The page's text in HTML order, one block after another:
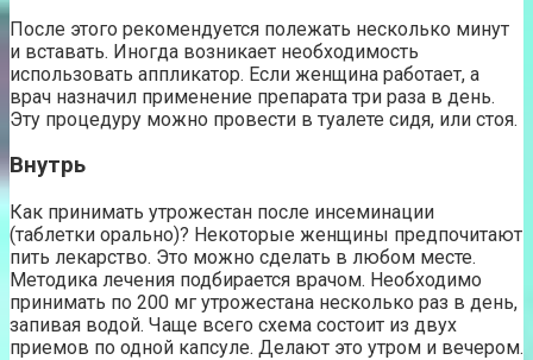
После этого рекомендуется полежать несколько минут
и вставать. Иногда возникает необходимость
использовать аппликатор. Если женщина работает, а
врач назначил применение препарата три раза в день.
Эту процедуру можно провести в туалете сидя, или стоя.
Внутрь
Как принимать утрожестан после инсеминации
(таблетки орально)? Некоторые женщины предпочитают
пить лекарство. Это можно сделать в любом месте.
Методика лечения подбирается врачом. Необходимо
принимать по 200 мг утрожестана несколько раз в день,
запивая водой. Чаще всего схема состоит из двух
приемов по одной капсуле. Делают это утром и вечером.